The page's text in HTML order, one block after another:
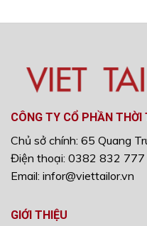
CÔNG TY CỔ PHẦN THỜI
Chủ sở chính: 65 Quang
Điện thoại: 0382 832
Email: infor@viettailor.vn
GIỚI THIỆU